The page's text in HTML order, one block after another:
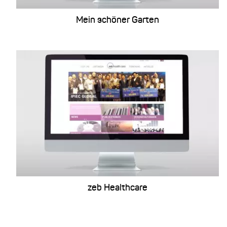
Mein schöner Garten
zeb Healthcare